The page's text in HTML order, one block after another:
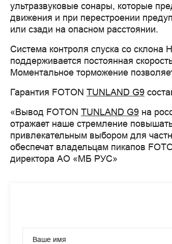
Ваше имя
ультразвуковые сонары, которые
движения и при перестроении
или сзади на опасном расстоянии.
Система контроля спуска со
поддерживается постоянная
Моментальное торможение
Гарантия FOTON TUNLAND G9
«Вывод FOTON TUNLAND G9 на
отражает наше стремление
привлекательным выбором для
обеспечат владельцам пикапов
директора АО «МБ РУС»